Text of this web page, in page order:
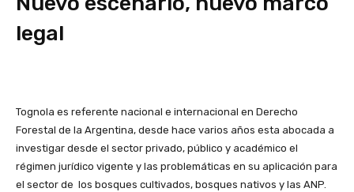
legal
Tognola es referente nacional e internacional en Derecho
Forestal de la Argentina, desde hace varios años esta abocada a
investigar desde el sector privado, público y académico el
régimen jurídico vigente y las problemáticas en su aplicación para
el sector de los bosques cultivados, bosques nativos y las ANP.